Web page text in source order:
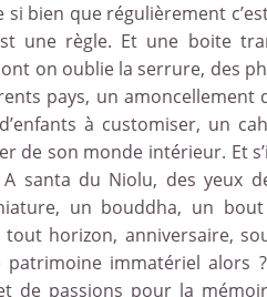
bien que régulièrement
une règle. Et une boite
on oublie la serrure, des
pays, un
à customiser, un
de son monde intérieur. Et
santa du Niolu, des yeux
un bouddha, un
tout horizon, anniversaire,
immatériel alors
de passions pour la